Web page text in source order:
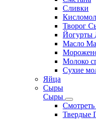
Сливки
Творог
Йогурты
Масло
Молоко
Сухие
Яйца
Сыры
Сыры
Смотреть
Твердые